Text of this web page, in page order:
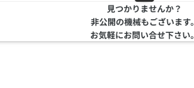
見つかりませんか？
非公開の機械もございます。
お気軽にお問い合せ下さい。